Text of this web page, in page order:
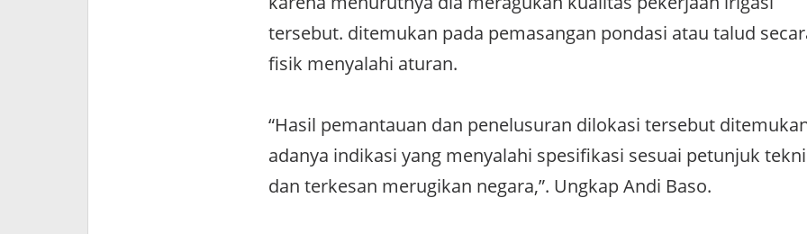
tersebut. ditemukan pada pemasangan pondasi atau talud
fisik menyalahi aturan.
“Hasil pemantauan dan penelusuran dilokasi tersebut
adanya indikasi yang menyalahi spesifikasi sesuai petunjuk
dan terkesan merugikan negara,”. Ungkap Andi Baso.